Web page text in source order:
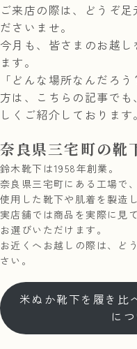
ご来店の際は、どうぞ
ださいませ。
今月も、皆さまのお越
ます。
「どんな場所なんだろ
方は、こちらの記事で
しくご紹介しております。
奈良県三宅町の靴
鈴木靴下は1958年創業。
奈良県三宅町にある工場で
使用した靴下や肌着を製造
実店舗では商品を実際に見
お選びいただけます。
お近くへお越しの際は、ど
さい。
米ぬか靴下を履き比
に